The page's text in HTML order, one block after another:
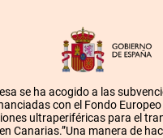
se ha acogido a las
con el Fondo Europeo
ultraperiféricas para el
en Canarias.”Una manera de